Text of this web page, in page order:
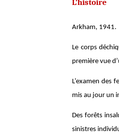
Arkham, 1941.
Le corps
première vue
L’examen des
mis au jour un
Des forêts
sinistres